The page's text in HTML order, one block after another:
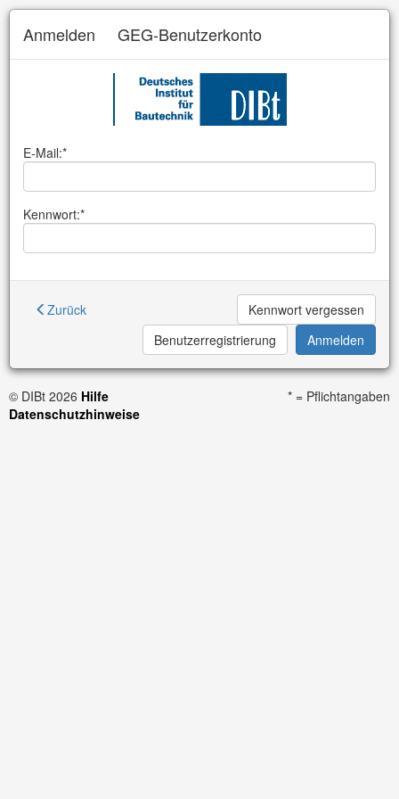
Anmelden GEG-Benutzerkonto
E-Mail:*
Kennwort:*
Zurück
Kennwort vergessen
Benutzerregistrierung
© DIBt 2026 Hilfe
Datenschutzhinweise
* = Pflichtangaben